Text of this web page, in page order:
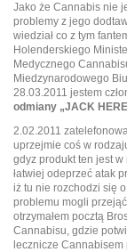
Jako że Cannabis nie
problemy z jego
wiedział co z tym
Holenderskiego
Medycznego
Miedzynarodowego
28.03.2011 jestem
odmiany „JACK
2.02.2011
uprzejmie coś w
gdyz produkt ten jest
łatwiej odeprzeć atak
iż tu nie rozchodzi się
problemu mogli przejąć
otrzymałem pocztą
Cannabisu, gdzie
lecznicze